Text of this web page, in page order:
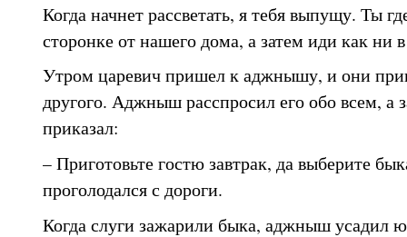
Когда начнет рассветать, я тебя выпущу. Ты
сторонке от нашего дома, а затем иди как ни
Утром царевич пришел к аджнышу, и они
другого. Аджныш расспросил его обо всем, а
приказал:
– Приготовьте гостю завтрак, да выберите
проголодался с дороги.
Когда слуги зажарили быка, аджныш усадил